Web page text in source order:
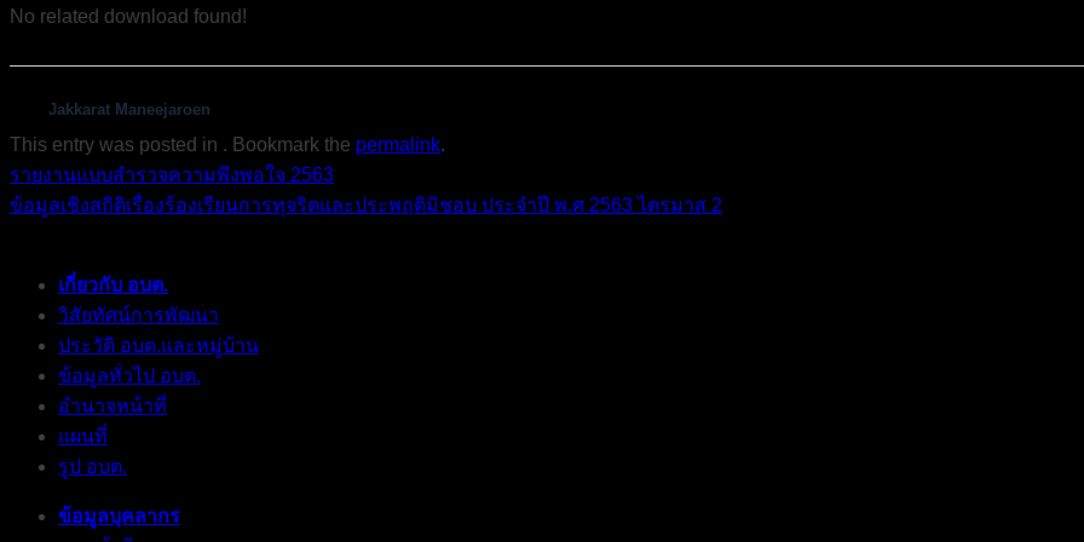
No related download found!
Jakkarat Maneejaroen
This entry was posted in . Bookmark the permalink.
รายงานแบบสำรวจความพึงพอใจ 2563
ข้อมูลเชิงสถิติเรื่องร้องเรียนการทุจริตและประพฤติมิชอบ ประจำปี พ.ศ 2563 ไตรมาส 2
เกี่ยวกับ อบต.
วิสัยทัศน์การพัฒนา
ประวัติ อบต.และหมู่บ้าน
ข้อมูลทั่วไป อบต.
อำนาจหน้าที่
แผนที่
รูป อบต.
ข้อมูลบุคลากร